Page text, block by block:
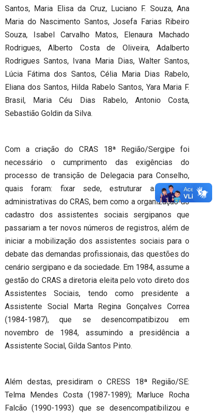
Santos, Maria Elisa da Cruz, Luciano F. Souza, Ana
Maria do Nascimento Santos, Josefa Farias Ribeiro
Souza, Isabel Carvalho Matos, Elenaura Machado
Rodrigues, Alberto Costa de Oliveira, Adalberto
Rodrigues Santos, Ivana Maria Dias, Walter Santos,
Lúcia Fátima dos Santos, Célia Maria Dias Rabelo,
Eliana dos Santos, Hilda Rabelo Santos, Yara Maria F.
Brasil, Maria Céu Dias Rabelo, Antonio Costa,
Sebastião Goldin da Silva.
Com a criação do CRAS 18ª Região/Sergipe foi
necessário o cumprimento das exigências do
processo de transição de Delegacia para Conselho,
quais foram: fixar sede, estruturar as rotinas
administrativas do CRAS, bem como a organização do
cadastro dos assistentes sociais sergipanos que
passariam a ter novos números de registros, além de
iniciar a mobilização dos assistentes sociais para o
debate das demandas profissionais, das questões do
cenário sergipano e da sociedade. Em 1984, assume a
gestão do CRAS a diretoria eleita pelo voto direto dos
Assistentes Sociais, tendo como presidente a
Assistente Social Marta Regina Gonçalves Correa
(1984-1987), que se desencompatibizou em
novembro de 1984, assumindo a presidência a
Assistente Social, Gilda Santos Pinto.
Além destas, presidiram o CRESS 18ª Região/SE:
Telma Mendes Costa (1987-1989); Marluce Rocha
Falcão (1990-1993) que se desencompatibilizou e